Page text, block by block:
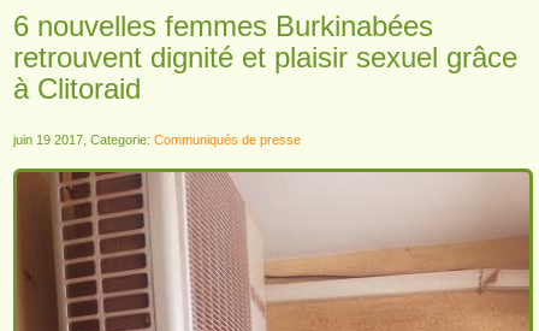
6 nouvelles femmes Burkinabées
retrouvent dignité et plaisir sexuel grâce
à Clitoraid
juin 19 2017, Categorie: Communiqués de presse